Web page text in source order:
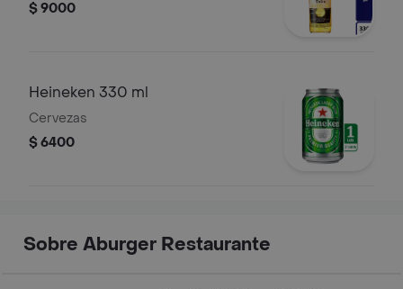
$ 9000
Heineken 330 ml
Cervezas
$ 6400
Sobre Aburger Restaurante